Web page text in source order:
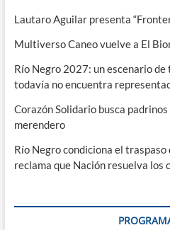
Lautaro Aguilar presenta
Multiverso Caneo vuelve a El
Río Negro 2027: un escenario
todavía no encuentra
Corazón Solidario busca
merendero
Río Negro condiciona el
reclama que Nación resuelva los